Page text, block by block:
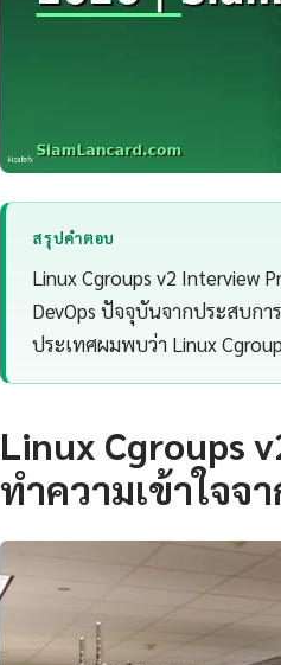
สรุปคำตอบ
Linux Cgroups v2 Interview
DevOps ปัจจุบันจากประสบก
ประเทศผมพบว่า Linux
Linux Cgroups
ทำความเข้าใจจ